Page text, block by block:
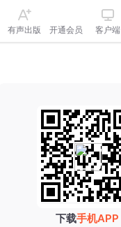
有声出版 开通会员 客户端
下载手机APP